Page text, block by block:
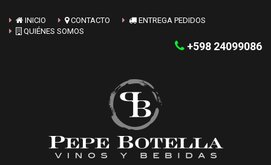
INICIO CONTACTO
ENTREGA PEDIDOS
QUIÉNES SOMOS
+598 24099086